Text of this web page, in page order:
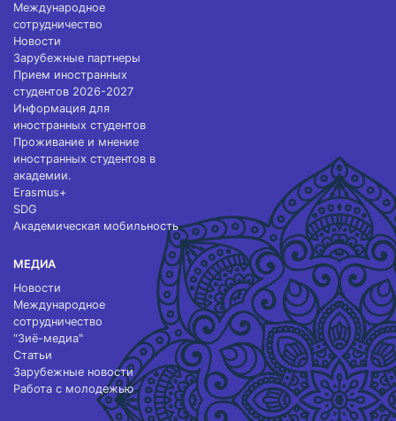
Международное
сотрудничество
Новости
Зарубежные партнеры
Прием иностранных
студентов 2026-2027
Информация для
иностранных студентов
Проживание и мнение
иностранных студентов в
академии.
Erasmus+
SDG
Академическая мобильность
МЕДИА
Новости
Международное
сотрудничество
"Зиё-медиа"
Статьи
Зарубежные новости
Работа с молодежью